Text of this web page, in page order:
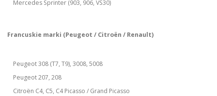
Mercedes Sprinter (903, 906, VS30)
Francuskie marki (Peugeot / Citroën / Renault)
Peugeot 308 (T7, T9), 3008, 5008
Peugeot 207, 208
Citroën C4, C5, C4 Picasso / Grand Picasso